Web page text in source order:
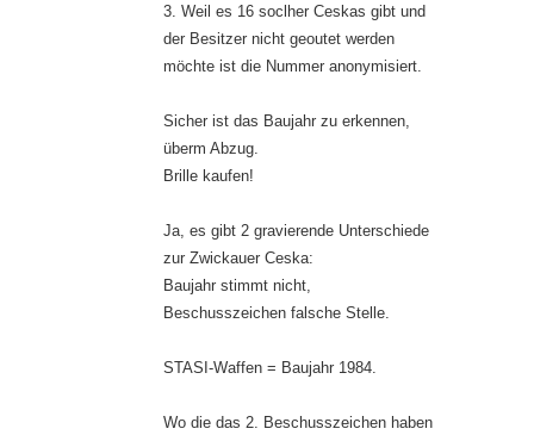
3. Weil es 16 soclher Ceskas gibt und
der Besitzer nicht geoutet werden
möchte ist die Nummer anonymisiert.
Sicher ist das Baujahr zu erkennen,
überm Abzug.
Brille kaufen!
Ja, es gibt 2 gravierende Unterschiede
zur Zwickauer Ceska:
Baujahr stimmt nicht,
Beschusszeichen falsche Stelle.
STASI-Waffen = Baujahr 1984.
Wo die das 2. Beschusszeichen haben